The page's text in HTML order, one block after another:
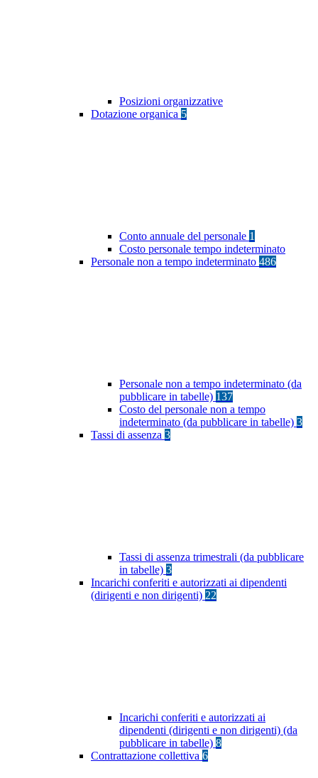
Posizioni organizzative
Dotazione organica 5
Conto annuale del personale 1
Costo personale tempo indeterminato
Personale non a tempo indeterminato 486
Personale non a tempo indeterminato (da
pubblicare in tabelle) 137
Costo del personale non a tempo
indeterminato (da pubblicare in tabelle) 3
Tassi di assenza 3
Tassi di assenza trimestrali (da pubblicare
in tabelle) 3
Incarichi conferiti e autorizzati ai dipendenti
(dirigenti e non dirigenti) 22
Incarichi conferiti e autorizzati ai
dipendenti (dirigenti e non dirigenti) (da
pubblicare in tabelle) 8
Contrattazione collettiva 6